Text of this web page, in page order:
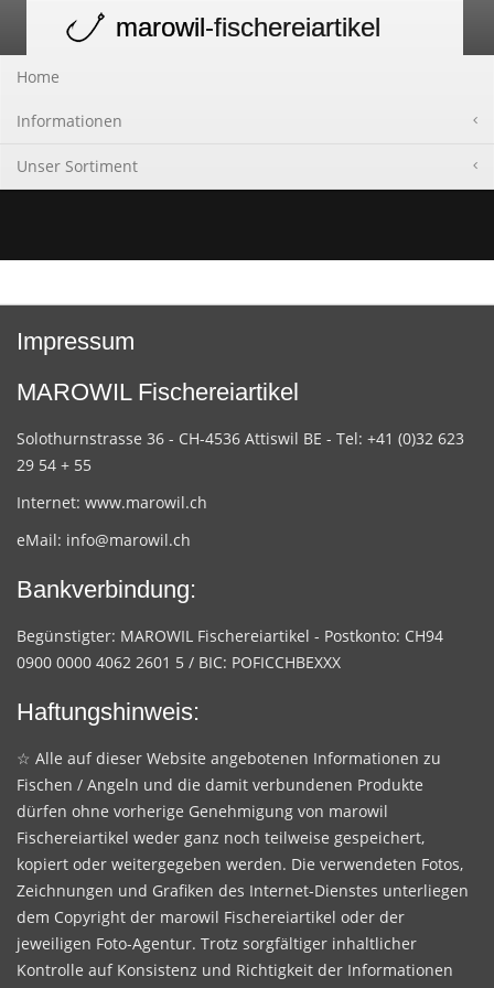
navigation
marowil-fischereiartikel
Home
Informationen
Unser Sortiment
Impressum
MAROWIL Fischereiartikel
Solothurnstrasse 36 - CH-4536 Attiswil BE - Tel: +41 (0)32 623
29 54 + 55
Internet: www.marowil.ch
eMail: info@marowil.ch
Bankverbindung:
Begünstigter: MAROWIL Fischereiartikel - Postkonto: CH94
0900 0000 4062 2601 5 / BIC: POFICCHBEXXX
Haftungshinweis:
☆ Alle auf dieser Website angebotenen Informationen zu
Fischen / Angeln und die damit verbundenen Produkte
dürfen ohne vorherige Genehmigung von marowil
Fischereiartikel weder ganz noch teilweise gespeichert,
kopiert oder weitergegeben werden. Die verwendeten Fotos,
Zeichnungen und Grafiken des Internet-Dienstes unterliegen
dem Copyright der marowil Fischereiartikel oder der
jeweiligen Foto-Agentur. Trotz sorgfältiger inhaltlicher
Kontrolle auf Konsistenz und Richtigkeit der Informationen